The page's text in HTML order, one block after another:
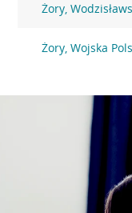
Żory,
Żory, Wojska